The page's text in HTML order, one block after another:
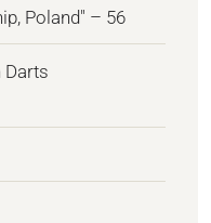
Poland" – 56
Darts